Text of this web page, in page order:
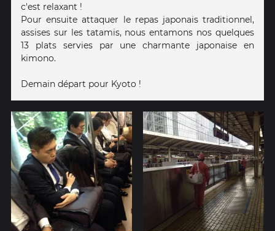
c'est relaxant !
Pour ensuite attaquer le repas japonais traditionnel,
assises sur les tatamis, nous entamons nos quelques
13 plats servies par une charmante japonaise en
kimono.
Demain départ pour Kyoto !